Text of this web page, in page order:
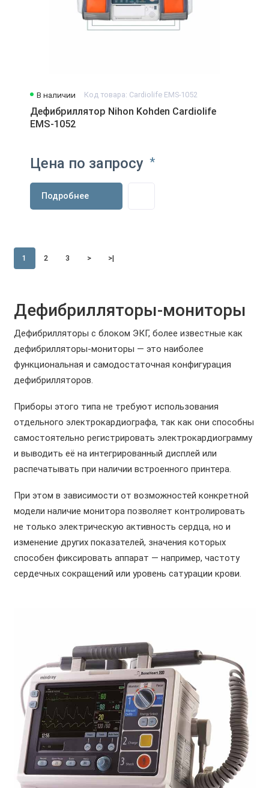
В наличии Код товара: Cardiolife EMS-1052
Дефибриллятор Nihon Kohden Cardiolife
EMS-1052
Цена по запросу *
Подробнее
1 2 3 > >|
Дефибрилляторы-мониторы
Дефибрилляторы с блоком ЭКГ, более известные как
дефибрилляторы-мониторы — это наиболее
функциональная и самодостаточная конфигурация
дефибрилляторов.
Приборы этого типа не требуют использования
отдельного электрокардиографа, так как они способны
самостоятельно регистрировать электрокардиограмму
и выводить её на интегрированный дисплей или
распечатывать при наличии встроенного принтера.
При этом в зависимости от возможностей конкретной
модели наличие монитора позволяет контролировать
не только электрическую активность сердца, но и
изменение других показателей, значения которых
способен фиксировать аппарат — например, частоту
сердечных сокращений или уровень сатурации крови.